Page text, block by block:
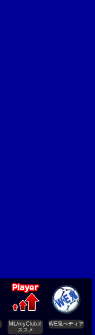
ML/myClubオ
ススメ
WE鬼ぺディア